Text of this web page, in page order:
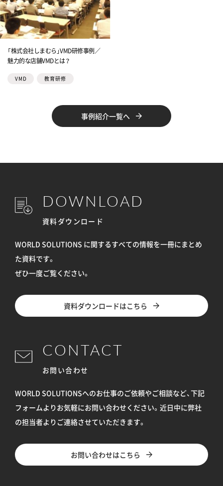
「株式会社しまむら」VMD研修事例／
魅力的な店舗VMDとは？
VMD 教育研修
事例紹介一覧へ
DOWNLOAD
資料ダウンロード
WORLD SOLUTIONS に関するすべての情報を一冊にまとめ
た資料です。
ぜひ一度ご覧ください。
資料ダウンロードはこちら
CONTACT
お問い合わせ
WORLD SOLUTIONSへのお仕事のご依頼やご相談など、下記
フォームよりお気軽にお問い合わせください。 近日中に弊社
の担当者よりご連絡させていただきます。
お問い合わせはこちら